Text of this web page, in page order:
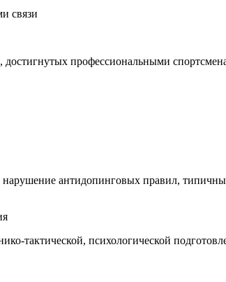
связи
достигнутых профессиональными
антидопинговых правил,
тактической, психологической